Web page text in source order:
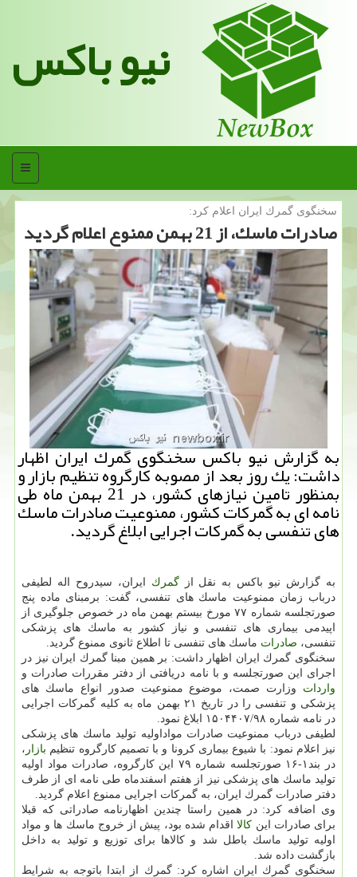
نیو باکس
منو
سخنگوی گمرك ایران اعلام كرد:
صادرات ماسك، از 21 بهمن ممنوع اعلام گردید
به گزارش نیو باكس سخنگوی گمرك ایران اظهار
داشت: یك روز بعد از مصوبه كارگروه تنظیم بازار و
بمنظور تامین نیازهای كشور، در 21 بهمن ماه طی
نامه ای به گمركات كشور، ممنوعیت صادرات ماسك
های تنفسی به گمركات اجرایی ابلاغ گردید.
به گزارش نیو باكس به نقل ازگمرك ایران، سیدروح اله لطیفی
درباب زمان ممنوعیت ماسك های تنفسی، گفت: برمبنای ماده پنج
صورتجلسه شماره ۷۷ مورخ بیستم بهمن ماه در خصوص جلوگیری از
اپیدمی بیماری های تنفسی و نیاز كشور به ماسك های پزشكی
تنفسی، صادرات ماسك های تنفسی تا اطلاع ثانوی ممنوع گردید.
سخنگوی گمرك ایران اظهار داشت: بر همین مبنا گمرك ایران نیز در
اجرای این صورتجلسه و با نامه دریافتی از دفتر مقررات صادرات و
واردات وزارت صمت، موضوع ممنوعیت صدور انواع ماسك های
پزشكی و تنفسی را در تاریخ ۲۱ بهمن ماه به كلیه گمركات اجرایی
در نامه شماره ۱۵۰۴۴۰۷/۹۸ ابلاغ نمود.
لطیفی درباب ممنوعیت صادرات مواداولیه تولید ماسك های پزشكی
نیز اعلام نمود: با شیوع بیماری كرونا و با تصمیم كارگروه تنظیم بازار ،
در بند۱-۱۶ صورتجلسه شماره ۷۹ این كارگروه، صادرات مواد اولیه
تولید ماسك های پزشكی نیز از هفتم اسفندماه طی نامه ای از طرف
دفتر صادرات گمرك ایران، به گمركات اجرایی ممنوع اعلام گردید.
وی اضافه كرد: در همین راستا چندین اظهارنامه صادراتی كه قبلا
برای صادرات این كالااقدام شده بود، پیش از خروج ماسك ها و مواد
اولیه تولید ماسك باطل شد و كالاها برای توزیع و تولید به داخل
بازگشت داده شد.
سخنگوی گمرك ایران اشاره كرد: گمرك از ابتدا باتوجه به شرایط